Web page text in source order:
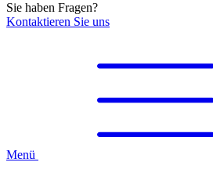
Sie haben Fragen?
Kontaktieren Sie uns
Menü